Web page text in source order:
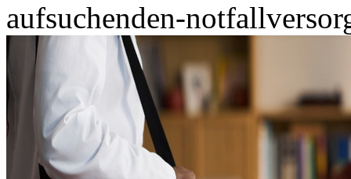
aufsuchenden-